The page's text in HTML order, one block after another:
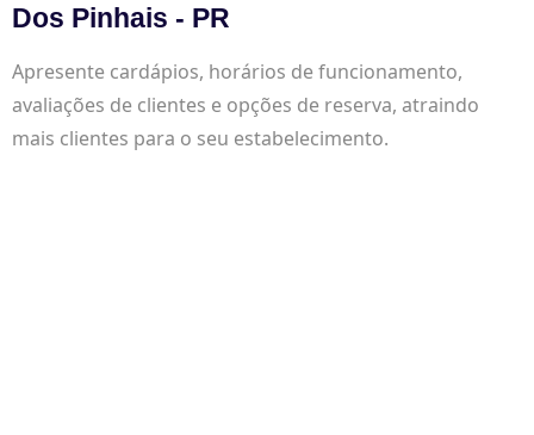
Dos Pinhais - PR
Apresente cardápios, horários de funcionamento,
avaliações de clientes e opções de reserva, atraindo
mais clientes para o seu estabelecimento.